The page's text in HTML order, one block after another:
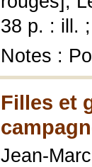
38 p. : ill.
Notes :
Filles et
Jean-